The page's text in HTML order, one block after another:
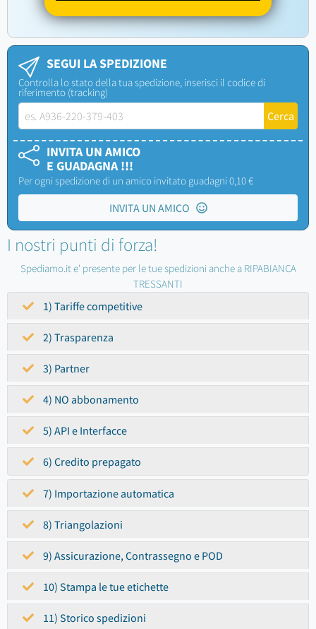
SEGUI LA SPEDIZIONE
Controlla lo stato della tua spedizione, inserisci il codice di
riferimento (tracking)
INVITA UN AMICO
E GUADAGNA !!!
Per ogni spedizione di un amico invitato guadagni 0,10 €
INVITA UN AMICO
I nostri punti di forza!
Spediamo.it e' presente per le tue spedizioni anche a RIPABIANCA
TRESSANTI
1) Tariffe competitive
2) Trasparenza
3) Partner
4) NO abbonamento
5) API e Interfacce
6) Credito prepagato
7) Importazione automatica
8) Triangolazioni
9) Assicurazione, Contrassegno e POD
10) Stampa le tue etichette
11) Storico spedizioni